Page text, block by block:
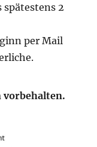
spätestens 2
per Mail
vorbehalten.